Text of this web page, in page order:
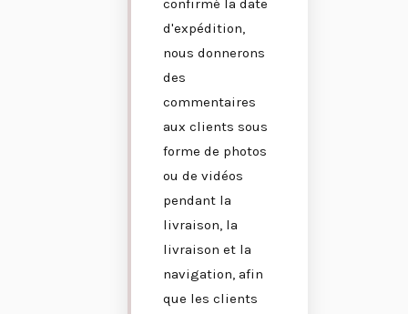
confirmé la date
d'expédition,
nous donnerons
des
commentaires
aux clients sous
forme de photos
ou de vidéos
pendant la
livraison, la
livraison et la
navigation, afin
que les clients